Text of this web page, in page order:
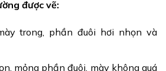
được vẽ:
trong, phần đuôi hơi nhọn và
mỏng phần đuôi, mày không quá